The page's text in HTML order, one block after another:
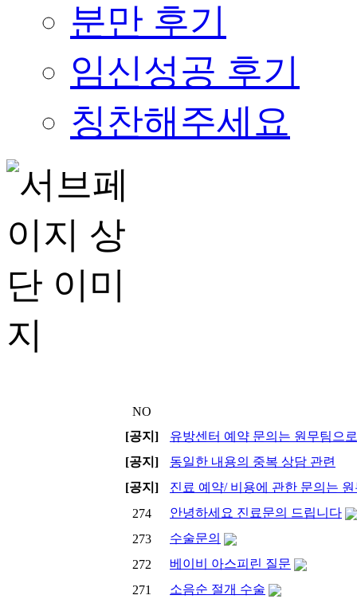
분만 후기
임신성공 후기
칭찬해주세요
NO
[공지]
유방센터 예약 문의는 원무팀으
[공지]
동일한 내용의 중복 상담 관련
[공지]
진료 예약/ 비용에 관한 문의는
274
안녕하세요 진료문의 드립니다
273
수술문의
272
베이비 아스피린 질문
271
소음순 절개 수술